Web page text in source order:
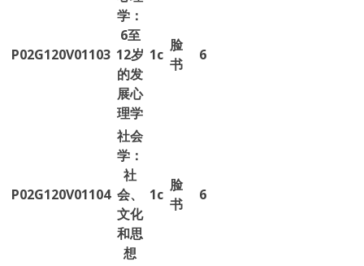
P02G120V01103
学：
6至
12岁
的发
展心
理学
1c
脸
书
6
P02G120V01104
社会
学：
社
会、
文化
和思
想
1c
脸
书
6